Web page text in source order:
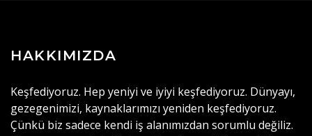
HAKKIMIZDA
Keşfediyoruz. Hep yeniyi ve iyiyi keşfediyoruz. Dünyayı,
gezegenimizi, kaynaklarımızı yeniden keşfediyoruz.
Çünkü biz sadece kendi iş alanımızdan sorumlu değiliz.